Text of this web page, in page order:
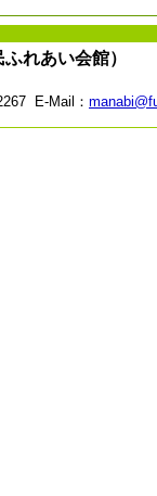
れあい会館）
E-Mail：